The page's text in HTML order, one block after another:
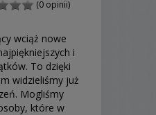
(0 opinii)
wciąż nowe
i
To dzięki
widzieliśmy już
Mogliśmy
które w